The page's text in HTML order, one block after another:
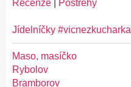
Recenze Postřehy
Jídelníčky #vicnezkucharka
Maso, masíčko
Rybolov
Bramborov